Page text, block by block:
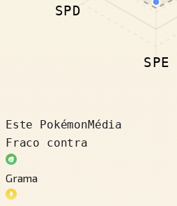
SPE
SPD
Este PokémonMédia
Fraco contra
Grama